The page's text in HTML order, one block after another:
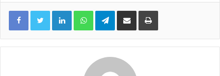
LinkedInWhatsAppTelegramShare via Email Print